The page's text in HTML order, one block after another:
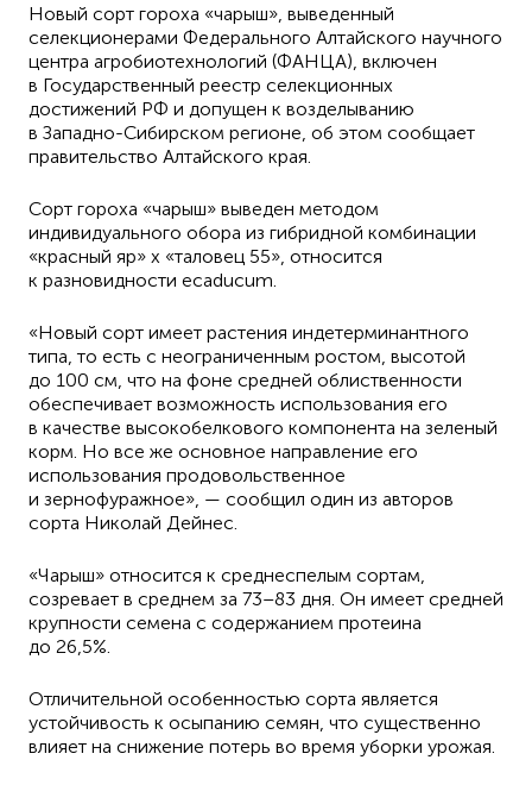
Новый сорт гороха «чарыш», выведенный
селекционерами Федерального Алтайского научного
центра агробиотехнологий (ФАНЦА), включен
в Государственный реестр селекционных
достижений РФ и допущен к возделыванию
в Западно-Сибирском регионе, об этом сообщает
правительство Алтайского края.
Сорт гороха «чарыш» выведен методом
индивидуального обора из гибридной комбинации
«красный яр» х «таловец 55», относится
к разновидности ecaducum.
«Новый сорт имеет растения индетерминантного
типа, то есть с неограниченным ростом, высотой
до 100 см, что на фоне средней облиственности
обеспечивает возможность использования его
в качестве высокобелкового компонента на зеленый
корм. Но все же основное направление его
использования продовольственное
и зернофуражное», — сообщил один из авторов
сорта Николай Дейнес.
«Чарыш» относится к среднеспелым сортам,
созревает в среднем за 73–83 дня. Он имеет средней
крупности семена с содержанием протеина
до 26,5%.
Отличительной особенностью сорта является
устойчивость к осыпанию семян, что существенно
влияет на снижение потерь во время уборки урожая.